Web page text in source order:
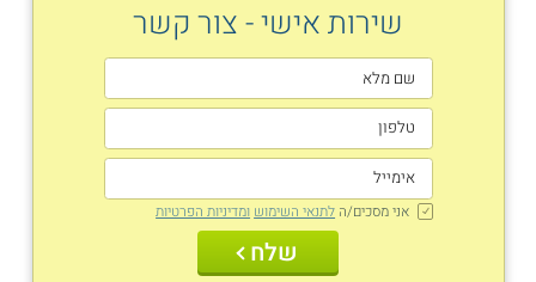
שירות אישי - צור קשר
אני מסכים/ה לתנאי השימוש ומדיניות הפרטיות
שלח